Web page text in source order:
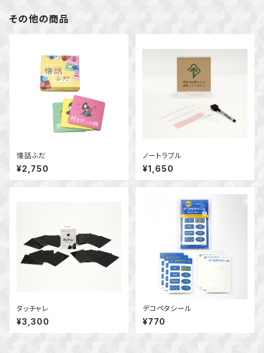
その他の商品
懐話ふだ
¥2,750
ノートラブル
¥1,650
タッチャレ
¥3,300
デコペタシール
¥770